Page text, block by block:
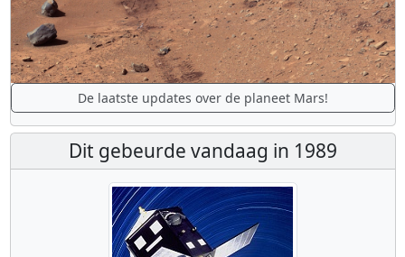
De laatste updates over de planeet Mars!
Dit gebeurde vandaag in 1989